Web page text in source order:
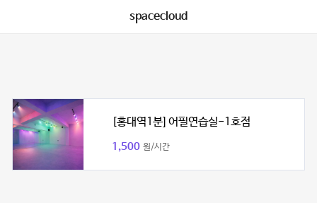
spacecloud
[홍대역1분] 어필연습실-1호점
1,500 원/시간